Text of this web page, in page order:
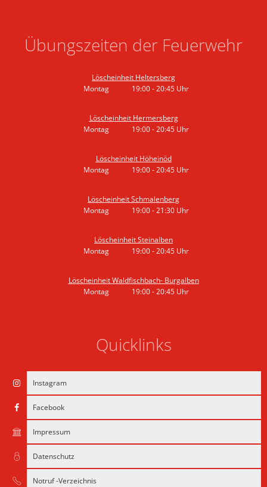
Übungszeiten der Feuerwehr
Löscheinheit Heltersberg
Montag
19:00-20:45 Uhr
Löscheinheit Hermersberg
Montag
19:00-20:45 Uhr
Löscheinheit Höheinöd
Montag
19:00-20:45 Uhr
Löscheinheit Schmalenberg
Montag
19:00-21:30 Uhr
Löscheinheit Steinalben
Montag
19:00-20:45 Uhr
Löscheinheit Waldfischbach- Burgalben
Montag
19:00-20:45 Uhr
Quicklinks
Instagram
Facebook
Impressum
Datenschutz
Notruf -Verzeichnis